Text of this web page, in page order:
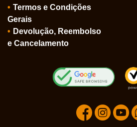
Termos e Condições
Gerais
Devolução, Reembolso
e Cancelamento